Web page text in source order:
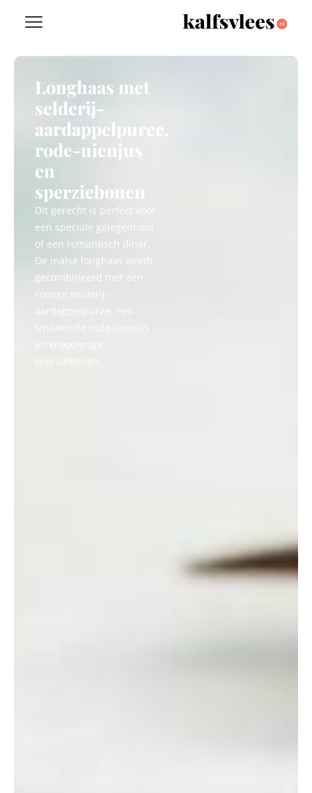
Longhaas met
selderij-
aardappelpuree,
rode-uienjus
en
sperziebonen
Dit gerecht is perfect voor
een speciale gelegenheid
of een romantisch diner.
De malse longhaas wordt
gecombineerd met een
romige selderij-
aardappelpuree, een
smaakvolle rode-uienjus
en knapperige